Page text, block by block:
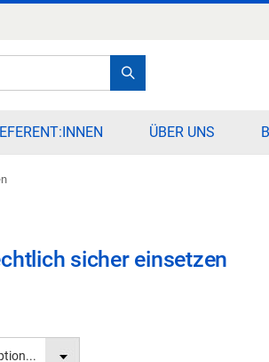
ÜBER UNS
sicher einsetzen